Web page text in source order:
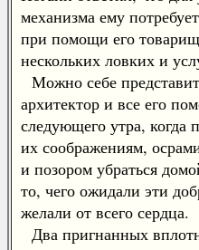
механизма ему
при помощи его
нескольких ловких и
Можно себе
архитектор и все его
следующего утра,
их соображениям,
и позором убраться
то, чего ожидали эти
желали от всего сердца.
Два пригнанных